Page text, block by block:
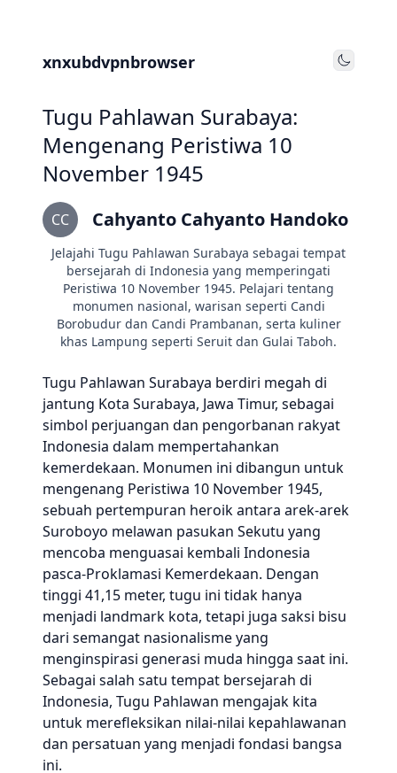
xnxubdvpnbrowser Toggle
Tugu Pahlawan Surabaya:
Mengenang Peristiwa 10
November 1945
CC Cahyanto Cahyanto Handoko
Jelajahi Tugu Pahlawan Surabaya sebagai tempat
bersejarah di Indonesia yang memperingati
Peristiwa 10 November 1945. Pelajari tentang
monumen nasional, warisan seperti Candi
Borobudur dan Candi Prambanan, serta kuliner
khas Lampung seperti Seruit dan Gulai Taboh.
Tugu Pahlawan Surabaya berdiri megah di
jantung Kota Surabaya, Jawa Timur, sebagai
simbol perjuangan dan pengorbanan rakyat
Indonesia dalam mempertahankan
kemerdekaan. Monumen ini dibangun untuk
mengenang Peristiwa 10 November 1945,
sebuah pertempuran heroik antara arek-arek
Suroboyo melawan pasukan Sekutu yang
mencoba menguasai kembali Indonesia
pasca-Proklamasi Kemerdekaan. Dengan
tinggi 41,15 meter, tugu ini tidak hanya
menjadi landmark kota, tetapi juga saksi bisu
dari semangat nasionalisme yang
menginspirasi generasi muda hingga saat ini.
Sebagai salah satu tempat bersejarah di
Indonesia, Tugu Pahlawan mengajak kita
untuk merefleksikan nilai-nilai kepahlawanan
dan persatuan yang menjadi fondasi bangsa
ini.